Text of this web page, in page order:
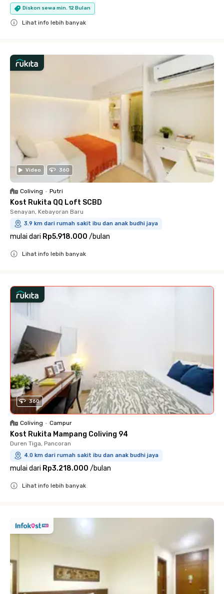
Diskon sewa min. 12 Bulan
Lihat info lebih banyak
Video 360
Coliving • Putri
Kost Rukita QQ Loft SCBD
Senayan, Kebayoran Baru
3.9 km dari rumah sakit ibu dan anak budhi jaya
mulai dari Rp5.918.000 /bulan
Lihat info lebih banyak
360
Coliving • Campur
Kost Rukita Mampang Coliving 94
Duren Tiga, Pancoran
4.0 km dari rumah sakit ibu dan anak budhi jaya
mulai dari Rp3.218.000 /bulan
Lihat info lebih banyak